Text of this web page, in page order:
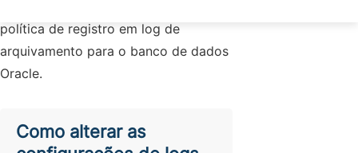
política de registro em log de
arquivamento para o banco de dados
Oracle.
Como alterar as